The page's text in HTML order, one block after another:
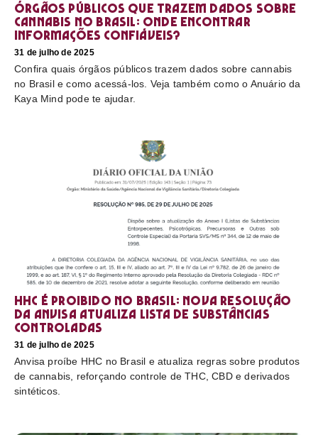
Órgãos públicos que trazem dados sobre
cannabis no Brasil: onde encontrar
informações confiáveis?
31 de julho de 2025
Confira quais órgãos públicos trazem dados sobre cannabis
no Brasil e como acessá-los. Veja também como o Anuário da
Kaya Mind pode te ajudar.
HHC é proibido no Brasil: nova resolução
da Anvisa atualiza lista de substâncias
controladas
31 de julho de 2025
Anvisa proíbe HHC no Brasil e atualiza regras sobre produtos
de cannabis, reforçando controle de THC, CBD e derivados
sintéticos.